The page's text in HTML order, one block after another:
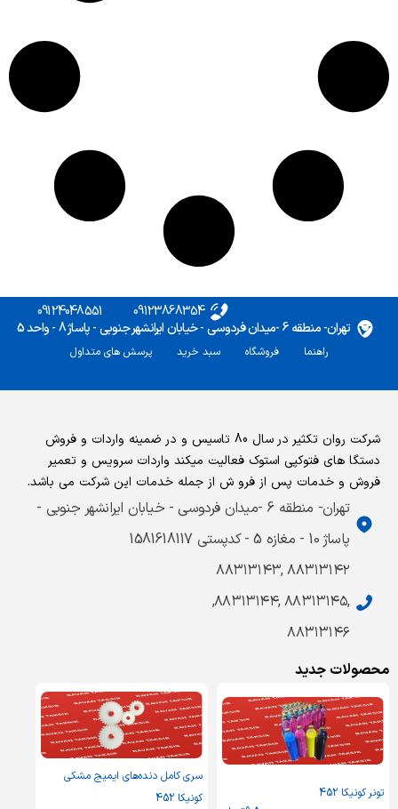
تهران- منطقه 6 -میدان فردوسی - خیابان ایرانشهر جنوبی - پاساژ 8 - واحد 5
09123868354
09124048551
راهنما فروشگاه سبد خرید پرسش های متداول
شرکت روان تکثیر در سال 80 تاسیس و در ضمینه واردات و فروش
دستگا های فتوکپی استوک فعالیت میکند واردات سرویس و تعمیر
فروش و خدمات پس از فرو ش از جمله خدمات این شرکت می باشد.
تهران- منطقه 6 -میدان فردوسی - خیابان ایرانشهر جنوبی -
پاساژ 10 - مغازه 5 - کدپستی 1581618117
۸۸۳۱۳۱۴۲ ,۸۸۳۱۳۱۴۳
,۸۸۳۱۳۱۴۵ ,۸۸۳۱۳۱۴۴,
۸۸۳۱۳۱۴۶
محصولات جدید
تونر کونیکا 452
سری کامل دنده‌های ایمیج مشکی
کونیکا 452